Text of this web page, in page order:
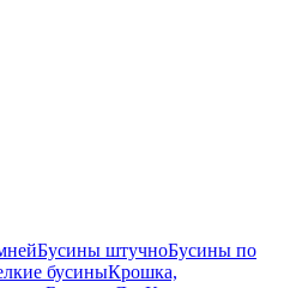
Бусины штучноБусины по
бусиныКрошка,